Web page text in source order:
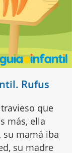
Rufus
que
más, ella
su mamá iba
su madre